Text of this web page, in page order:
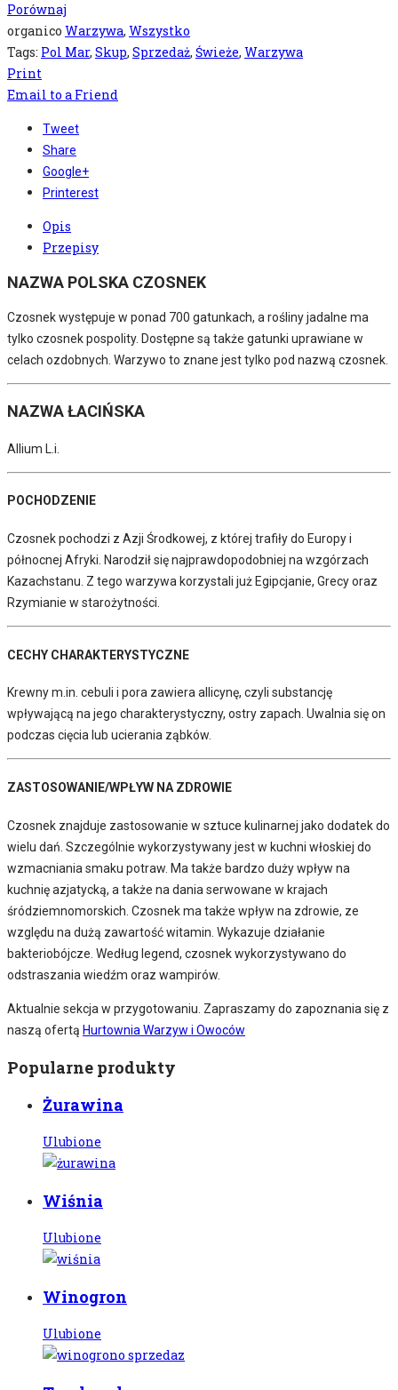
Porównaj
organico Warzywa, Wszystko
Tags: Pol Mar, Skup, Sprzedaż, Świeże, Warzywa
Print
Email to a Friend
Tweet
Share
Google+
Printerest
Opis
Przepisy
NAZWA POLSKA CZOSNEK
Czosnek występuje w ponad 700 gatunkach, a rośliny jadalne ma
tylko czosnek pospolity. Dostępne są także gatunki uprawiane w
celach ozdobnych. Warzywo to znane jest tylko pod nazwą czosnek.
NAZWA ŁACIŃSKA
Allium L.i.
POCHODZENIE
Czosnek pochodzi z Azji Środkowej, z której trafiły do Europy i
północnej Afryki. Narodził się najprawdopodobniej na wzgórzach
Kazachstanu. Z tego warzywa korzystali już Egipcjanie, Grecy oraz
Rzymianie w starożytności.
CECHY CHARAKTERYSTYCZNE
Krewny m.in. cebuli i pora zawiera allicynę, czyli substancję
wpływającą na jego charakterystyczny, ostry zapach. Uwalnia się on
podczas cięcia lub ucierania ząbków.
ZASTOSOWANIE/WPŁYW NA ZDROWIE
Czosnek znajduje zastosowanie w sztuce kulinarnej jako dodatek do
wielu dań. Szczególnie wykorzystywany jest w kuchni włoskiej do
wzmacniania smaku potraw. Ma także bardzo duży wpływ na
kuchnię azjatycką, a także na dania serwowane w krajach
śródziemnomorskich. Czosnek ma także wpływ na zdrowie, ze
względu na dużą zawartość witamin. Wykazuje działanie
bakteriobójcze. Według legend, czosnek wykorzystywano do
odstraszania wiedźm oraz wampirów.
Aktualnie sekcja w przygotowaniu. Zapraszamy do zapoznania się z
naszą ofertą Hurtownia Warzyw i Owoców
Popularne produkty
Żurawina
Ulubione
Wiśnia
Ulubione
Winogron
Ulubione